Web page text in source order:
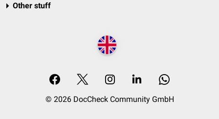
Other stuff
© 2026 DocCheck Community GmbH